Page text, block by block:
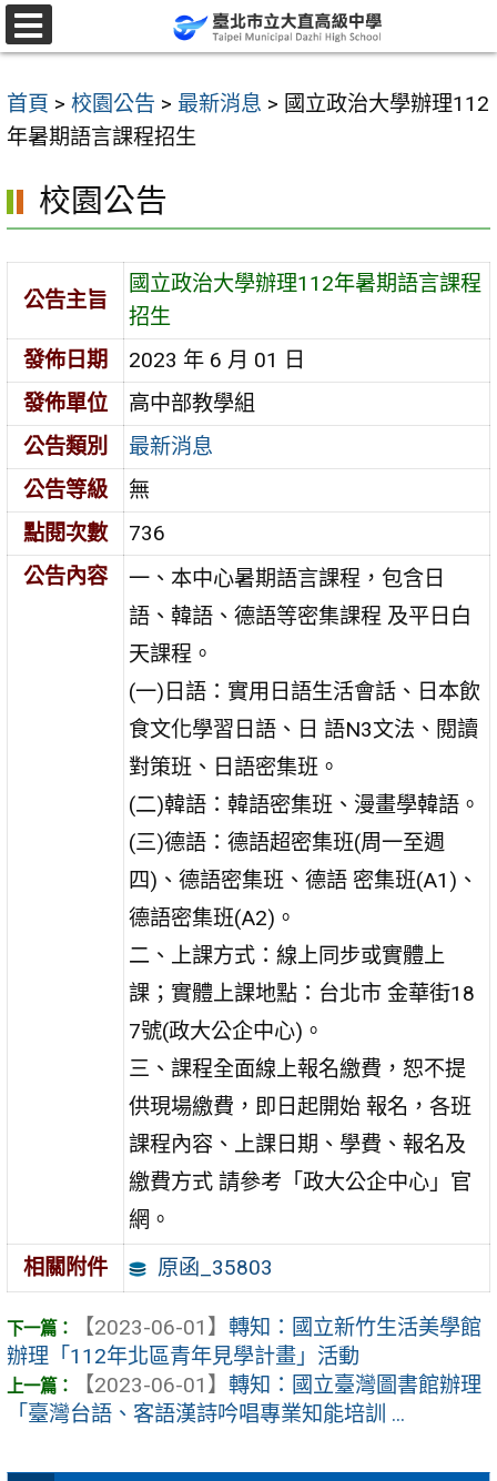
跳
至
要
內
區
首頁 > 校園公告 > 最新消息 > 國立政治大學辦理112
年暑期語言課程招生
校園公告
公告主旨
國立政治大學辦理112年暑期語言課程
招生
發佈日期
2023 年 6 月 01 日
發佈單位
高中部教學組
公告類別
最新消息
公告等級
無
點閱次數
736
公告內容
一、本中心暑期語言課程，包含日
語、韓語、德語等密集課程 及平日白
天課程。
(一)日語：實用日語生活會話、日本飲
食文化學習日語、日 語N3文法、閱讀
對策班、日語密集班。
(二)韓語：韓語密集班、漫畫學韓語。
(三)德語：德語超密集班(周一至週
四)、德語密集班、德語 密集班(A1)、
德語密集班(A2)。
二、上課方式：線上同步或實體上
課；實體上課地點：台北市 金華街18
7號(政大公企中心)。
三、課程全面線上報名繳費，恕不提
供現場繳費，即日起開始 報名，各班
課程內容、上課日期、學費、報名及
繳費方式 請參考「政大公企中心」官
網。
相關附件
原函_35803
【2023-06-01】 轉知：國立新竹生活美學館
辦理「112年北區青年見學計畫」活動
【2023-06-01】 轉知：國立臺灣圖書館辦理
「臺灣台語、客語漢詩吟唱專業知能培訓 ...
選
單